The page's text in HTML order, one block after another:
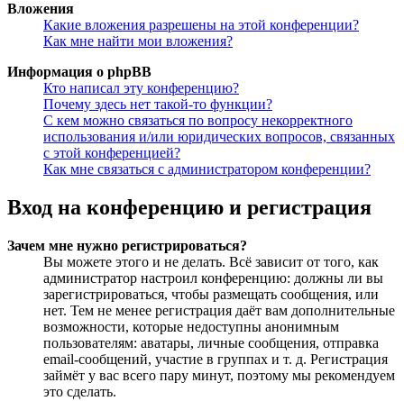
Вложения
Какие вложения разрешены на этой конференции?
Как мне найти мои вложения?
Информация о phpBB
Кто написал эту конференцию?
Почему здесь нет такой-то функции?
С кем можно связаться по вопросу некорректного
использования и/или юридических вопросов, связанных
с этой конференцией?
Как мне связаться с администратором конференции?
Вход на конференцию и регистрация
Зачем мне нужно регистрироваться?
Вы можете этого и не делать. Всё зависит от того, как
администратор настроил конференцию: должны ли вы
зарегистрироваться, чтобы размещать сообщения, или
нет. Тем не менее регистрация даёт вам дополнительные
возможности, которые недоступны анонимным
пользователям: аватары, личные сообщения, отправка
email-сообщений, участие в группах и т. д. Регистрация
займёт у вас всего пару минут, поэтому мы рекомендуем
это сделать.